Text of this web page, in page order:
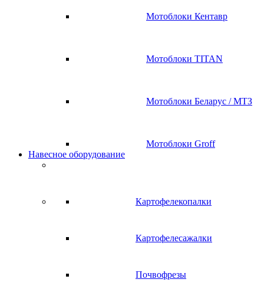
Мотоблоки Кентавр
Мотоблоки TITAN
Мотоблоки Беларус / МТЗ
Мотоблоки Groff
Навесное оборудование
Картофелекопалки
Картофелесажалки
Почвофрезы